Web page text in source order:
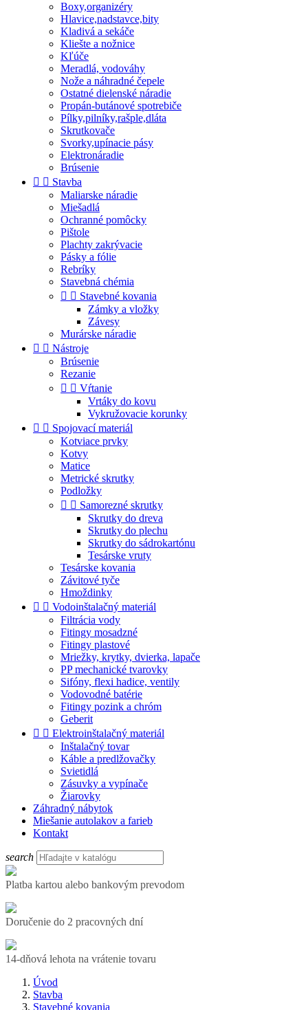
Boxy,organizéry
Hlavice,nadstavce,bity
Kladivá a sekáče
Kliešte a nožnice
Kľúče
Meradlá, vodováhy
Nože a náhradné čepele
Ostatné dielenské náradie
Propán-butánové spotrebiče
Pílky,pilníky,rašple,dláta
Skrutkovače
Svorky,upínacie pásy
Elektronáradie
Brúsenie
  Stavba
Maliarske náradie
Miešadlá
Ochranné pomôcky
Pištole
Plachty zakrývacie
Pásky a fólie
Rebríky
Stavebná chémia
  Stavebné kovania
Zámky a vložky
Závesy
Murárske náradie
  Nástroje
Brúsenie
Rezanie
  Vŕtanie
Vrtáky do kovu
Vykružovacie korunky
  Spojovací materiál
Kotviace prvky
Kotvy
Matice
Metrické skrutky
Podložky
  Samorezné skrutky
Skrutky do dreva
Skrutky do plechu
Skrutky do sádrokartónu
Tesárske vruty
Tesárske kovania
Závitové tyče
Hmoždinky
  Vodoinštalačný materiál
Filtrácia vody
Fitingy mosadzné
Fitingy plastové
Mriežky, krytky, dvierka, lapače
PP mechanické tvarovky
Sifóny, flexi hadice, ventily
Vodovodné batérie
Fitingy pozink a chróm
Geberit
  Elektroinštalačný materiál
Inštalačný tovar
Káble a predlžovačky
Svietidlá
Zásuvky a vypínače
Žiarovky
Záhradný nábytok
Miešanie autolakov a farieb
Kontakt
search
Platba kartou alebo bankovým prevodom
Doručenie do 2 pracovných dní
14-dňová lehota na vrátenie tovaru
Úvod
Stavba
Stavebné kovania